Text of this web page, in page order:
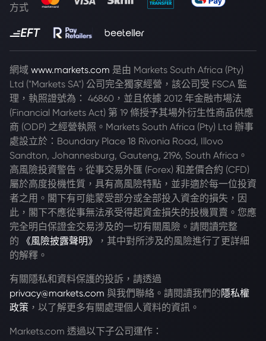
方式
網域 www.markets.com 是由 Markets South Africa (Pty)
Ltd ("Markets SA") 公司完全獨家經營，該公司受 FSCA 監
理，執照證號為： 46860，並且依據 2012 年金融市場法
(Financial Markets Act) 第 19 條授予其場外衍生性商品供應
商 (ODP) 之經營執照。Markets South Africa (Pty) Ltd 辦事
處設立於：Boundary Place 18 Rivonia Road, Illovo
Sandton, Johannesburg, Gauteng, 2196, South Africa。
高風險投資警告。從事交易外匯 (Forex) 和差價合約 (CFD)
屬於高度投機性質，具有高風險特點，並非適於每一位投資
者之用。閣下有可能蒙受部分或全部投入資金的損失，因
此，閣下不應從事無法承受得起資金損失的投機買賣。您應
完全明白保證金交易涉及的一切有關風險。請閱讀完整
的
《風險披露聲明》
，其中對所涉及的風險進行了更詳細
的解釋。
有關隱私和資料保護的投訴，請透過
privacy@markets.com 與我們聯絡。請閱讀我們的 隱私權
政策 ，以了解更多有關處理個人資料的資訊。
Markets.com 透過以下子公司運作：